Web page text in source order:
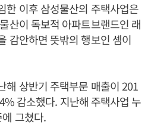
한 이후 삼성물산의 주택사업은
산이 독보적 아파트브랜드인 래
감안하면 뜻밖의 행보인 셈이
해 상반기 주택부문 매출이 201
감소했다. 지난해 주택사업 누
그쳤다.